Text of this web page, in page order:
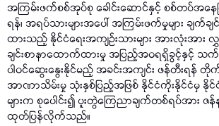
အကြမ်းဖက်စစ်အုပ်စု ခေါင်းဆောင်နှင့် စစ်တပ်အနေဖြ
ရန်၊ အရပ်သားများအပေါ် အကြမ်းဖက်မှုများ ချက်ခ
ထားသည့် နိုင်ငံရေးအကျဉ်းသားများ အားလုံးအား
ချင်းစာနာထောက်ထားမှု အပြည့်အဝရရှိခွင့်နှင့် သက်
ပါဝင်ဆွေးနွေးနိုင်မည့် အခင်းအကျင်း ဖန်တီးရန် တို
အာဏာသိမ်းမှု သုံးနှစ်ပြည့်အဖြစ် နိုင်ငံကိုးနိုင်ငံမှ နိုင်ငံခ
များက စုပေါင်း၍ ပူးတွဲကြေညာချက်တစ်ရပ်အား ဇ
ထုတ်ပြန်လိုက်သည်။